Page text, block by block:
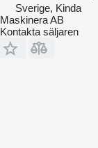
Sverige, Kinda
Maskinera AB
Kontakta säljaren